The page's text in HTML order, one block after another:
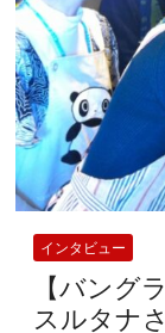
インタビュー
【バング
スルタナ